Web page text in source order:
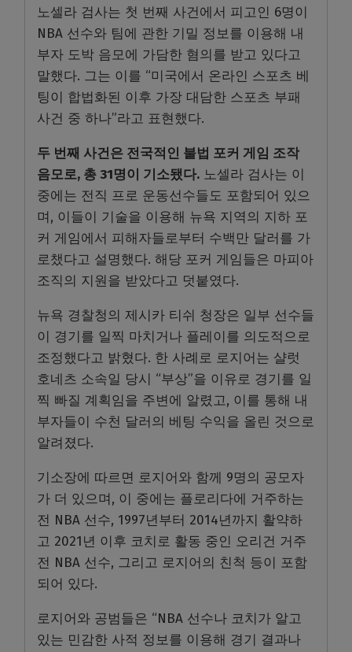
노셀라 검사는 첫 번째 사건에서 피고인 6명이
NBA 선수와 팀에 관한 기밀 정보를 이용해 내
부자 도박 음모에 가담한 혐의를 받고 있다고
말했다. 그는 이를 “미국에서 온라인 스포츠 베
팅이 합법화된 이후 가장 대담한 스포츠 부패
사건 중 하나”라고 표현했다.
두 번째 사건은 전국적인 불법 포커 게임 조작
음모로, 총31명이 기소됐다. 노셀라 검사는 이
중에는 전직 프로 운동선수들도 포함되어 있으
며, 이들이 기술을 이용해 뉴욕 지역의 지하 포
커 게임에서 피해자들로부터 수백만 달러를 가
로챘다고 설명했다. 해당 포커 게임들은 마피아
조직의 지원을 받았다고 덧붙였다.
뉴욕 경찰청의 제시카 티쉬 청장은 일부 선수들
이 경기를 일찍 마치거나 플레이를 의도적으로
조정했다고 밝혔다. 한 사례로 로지어는 샬럿
호네츠 소속일 당시 “부상”을 이유로 경기를 일
찍 빠질 계획임을 주변에 알렸고, 이를 통해 내
부자들이 수천 달러의 베팅 수익을 올린 것으로
알려졌다.
기소장에 따르면 로지어와 함께 9명의 공모자
가 더 있으며, 이 중에는 플로리다에 거주하는
전 NBA 선수, 1997년부터 2014년까지 활약하
고 2021년 이후 코치로 활동 중인 오리건 거주
전 NBA 선수, 그리고 로지어의 친척 등이 포함
되어 있다.
로지어와 공범들은 “NBA 선수나 코치가 알고
있는 민감한 사적 정보를 이용해 경기 결과나